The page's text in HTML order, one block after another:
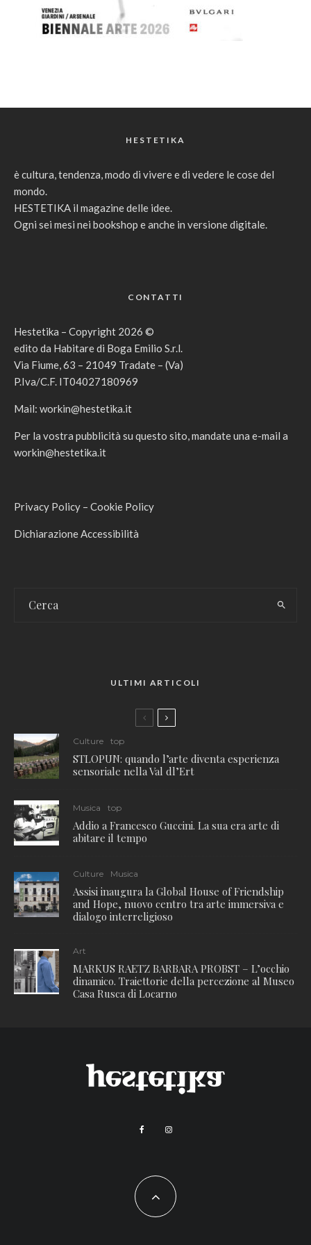
HESTETIKA
è cultura, tendenza, modo di vivere e di vedere le cose del
mondo.
HESTETIKA il magazine delle idee.
Ogni sei mesi nei bookshop e anche in versione digitale.
CONTATTI
Hestetika – Copyright 2026 ©
edito da Habitare di Boga Emilio S.r.l.
Via Fiume, 63 – 21049 Tradate – (Va)
P.Iva/C.F. IT04027180969
Mail: workin@hestetika.it
Per la vostra pubblicità su questo sito, mandate una e-mail a
workin@hestetika.it
Privacy Policy – Cookie Policy
Dichiarazione Accessibilità
ULTIMI ARTICOLI
Culture top
STLOPUN: quando l’arte diventa esperienza
sensoriale nella Val dl’Ert
Musica top
Addio a Francesco Guccini. La sua era arte di
abitare il tempo
Culture Musica
Assisi inaugura la Global House of Friendship
and Hope, nuovo centro tra arte immersiva e
dialogo interreligioso
Art
MARKUS RAETZ BARBARA PROBST – L’occhio
dinamico. Traiettorie della percezione al Museo
Casa Rusca di Locarno